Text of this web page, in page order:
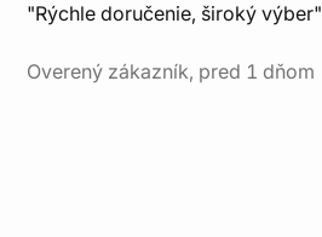
"Rýchle doručenie, široký výber"
Overený zákazník, pred 1 dňom